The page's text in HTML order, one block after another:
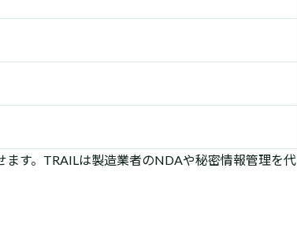
す。TRAILは製造業者のNDAや秘密情報管理を代